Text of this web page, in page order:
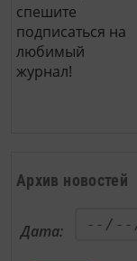
Архив новостей
Дата: